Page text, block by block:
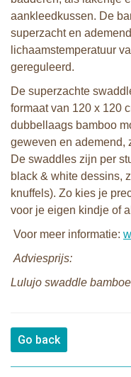
aankleedkussen. De
superzacht en
lichaamstemperatuur
gereguleerd.
De superzachte
formaat van 120 x 120
dubbellaags bamboo
geweven en ademend,
De swaddles zijn per
black & white dessins,
knuffels). Zo kies je
voor je eigen kindje of
Voor meer informatie:
Adviesprijs:
Lulujo swaddle
Go back